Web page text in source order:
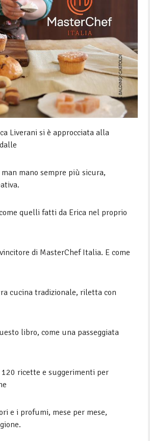
Liverani si è approcciata alla
mano sempre più sicura,
quelli fatti da Erica nel proprio
di MasterChef Italia. E come
cucina tradizionale, riletta con
libro, come una passeggiata
ricette e suggerimenti per
e i profumi, mese per mese,